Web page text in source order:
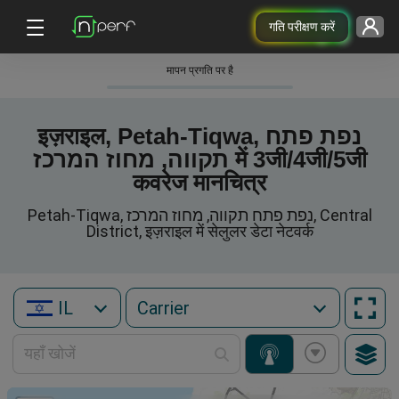
गति परीक्षण करें
मापन प्रगति पर है
इज़राइल, Petah-Tiqwa, נפת פתח
תקווה, מחוז המרכז में 3जी/4जी/5जी
कवरेज मानचित्र
Petah-Tiqwa, נפת פתח תקווה, מחוז המרכז, Central
District, इज़राइल में सेलुलर डेटा नेटवर्क
IL